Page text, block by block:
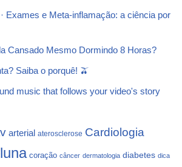
Exames e Meta-inflamação: a ciência por
Cansado Mesmo Dormindo 8 Horas?
Saiba o porquê! 🫒
music that follows your video's story
arterial aterosclerose Cardiologia
coração câncer dermatologia diabetes dica